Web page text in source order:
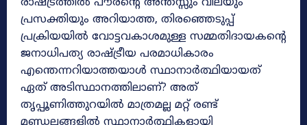
രാഷ്ട്രത്തിൽ പൗരന്റെ അന്തസ്സും വിലയും
പ്രസക്തിയും അറിയാത്ത, തിരഞ്ഞെടുപ്പ്
പ്രക്രിയയിൽ വോട്ടവകാശമുള്ള സമ്മതിദായകന്റെ
ജനാധിപത്യ രാഷ്ട്രീയ പരമാധികാരം
എന്തെന്നറിയാത്തയാൾ സ്ഥാനാർത്ഥിയായത്
ഏത് അടിസ്ഥാനത്തിലാണ്? അത്
തൃപ്പൂണിത്തുറയിൽ മാത്രമല്ല മറ്റ് രണ്ട്